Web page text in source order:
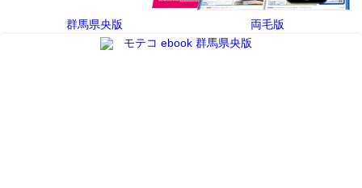
群馬県央版 両毛版